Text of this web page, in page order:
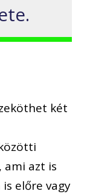
két
azt is
előre vagy